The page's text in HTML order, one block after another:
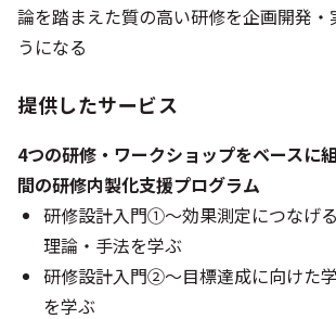
論を踏まえた質の高い研修を企画開発・
うになる
提供したサービス
4つの研修・ワークショップをベースに
間の研修内製化支援プログラム
研修設計入門①～効果測定につなげ
理論・手法を学ぶ
研修設計入門②～目標達成に向けた
を学ぶ